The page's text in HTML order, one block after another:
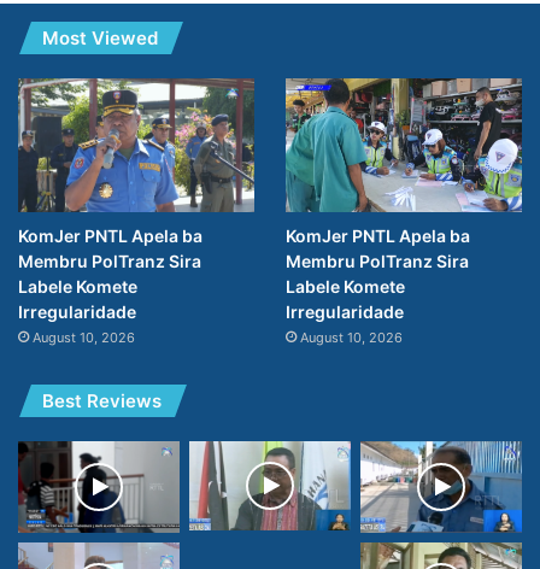
Most Viewed
KomJer PNTL Apela ba
Membru PolTranz Sira
Labele Komete
Irregularidade
August 10, 2026
KomJer PNTL Apela ba
Membru PolTranz Sira
Labele Komete
Irregularidade
August 10, 2026
Best Reviews